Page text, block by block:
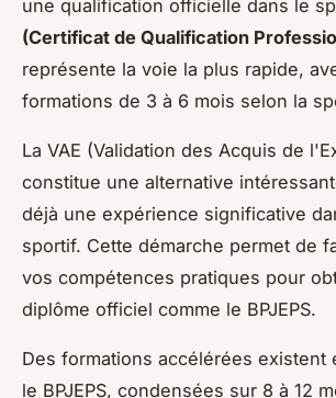
une qualification officielle dans le
(Certificat de Qualification
représente la voie la plus rapide,
formations de 3 à 6 mois selon la
La VAE (Validation des Acquis de
constitue une alternative
déjà une expérience significative
sportif. Cette démarche permet de
vos compétences pratiques pour
diplôme officiel comme le BPJEPS.
Des formations accélérées existent
le BPJEPS, condensées sur 8 à 12